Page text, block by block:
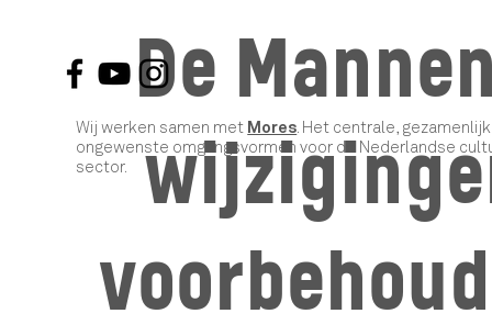
De
Wij werken samen met Mores. Het centrale,
ongewenste omgangsvormen voor de Nederlandse
sector.